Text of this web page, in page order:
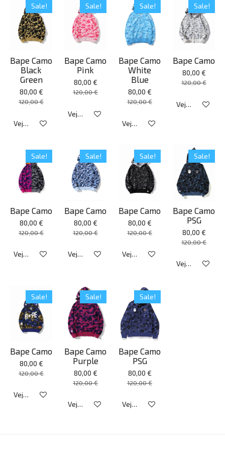
Sale!
Bape Camo
Black
Green
80,00 €
120,00 €
Veja detalhes
Sale!
Bape Camo
Pink
80,00 €
120,00 €
Veja detalhes
Sale!
Bape Camo
White
Blue
80,00 €
120,00 €
Veja detalhes
Sale!
Bape Camo
80,00 €
120,00 €
Veja detalhes
Sale!
Bape Camo
80,00 €
120,00 €
Veja detalhes
Sale!
Bape Camo
80,00 €
120,00 €
Veja detalhes
Sale!
Bape Camo
80,00 €
120,00 €
Veja detalhes
Sale!
Bape Camo
PSG
80,00 €
120,00 €
Veja detalhes
Sale!
Bape Camo
80,00 €
120,00 €
Veja detalhes
Sale!
Bape Camo
Purple
80,00 €
120,00 €
Veja detalhes
Sale!
Bape Camo
PSG
80,00 €
120,00 €
Veja detalhes